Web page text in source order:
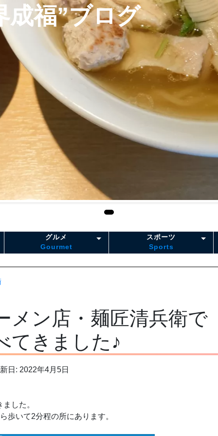
成福”ブログ
グルメ
Gourmet
スポーツ
Sports
メン店・麺匠清兵衛で
てきました♪
日: 2022年4月5日
した。
歩いて2分程の所にあります。